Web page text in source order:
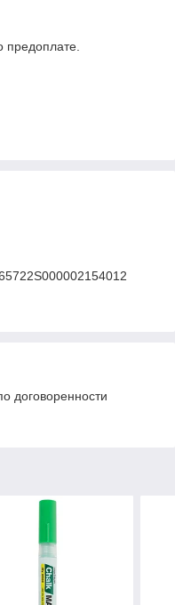
предоплате.
договоренности